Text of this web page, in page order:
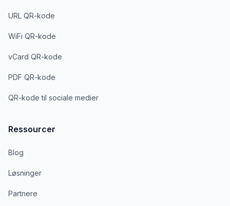
URL QR-kode
WiFi QR-kode
vCard QR-kode
PDF QR-kode
QR-kode til sociale medier
Ressourcer
Blog
Løsninger
Partnere